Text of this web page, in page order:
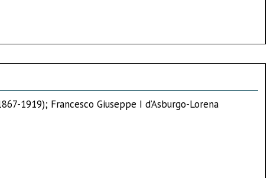
1919); Francesco Giuseppe I d’Asburgo-Lorena